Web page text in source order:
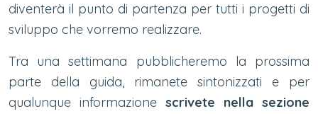
diventerà il punto di partenza per tutti i progetti di
sviluppo che vorremo realizzare.
Tra una settimana pubblicheremo la prossima
parte della guida, rimanete sintonizzati e per
qualunque informazione scrivete nella sezione